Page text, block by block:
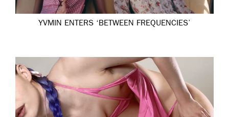
YVMIN ENTERS ‘BETWEEN FREQUENCIES’